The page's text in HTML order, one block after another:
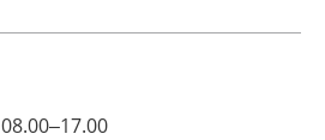
08.00–17.00